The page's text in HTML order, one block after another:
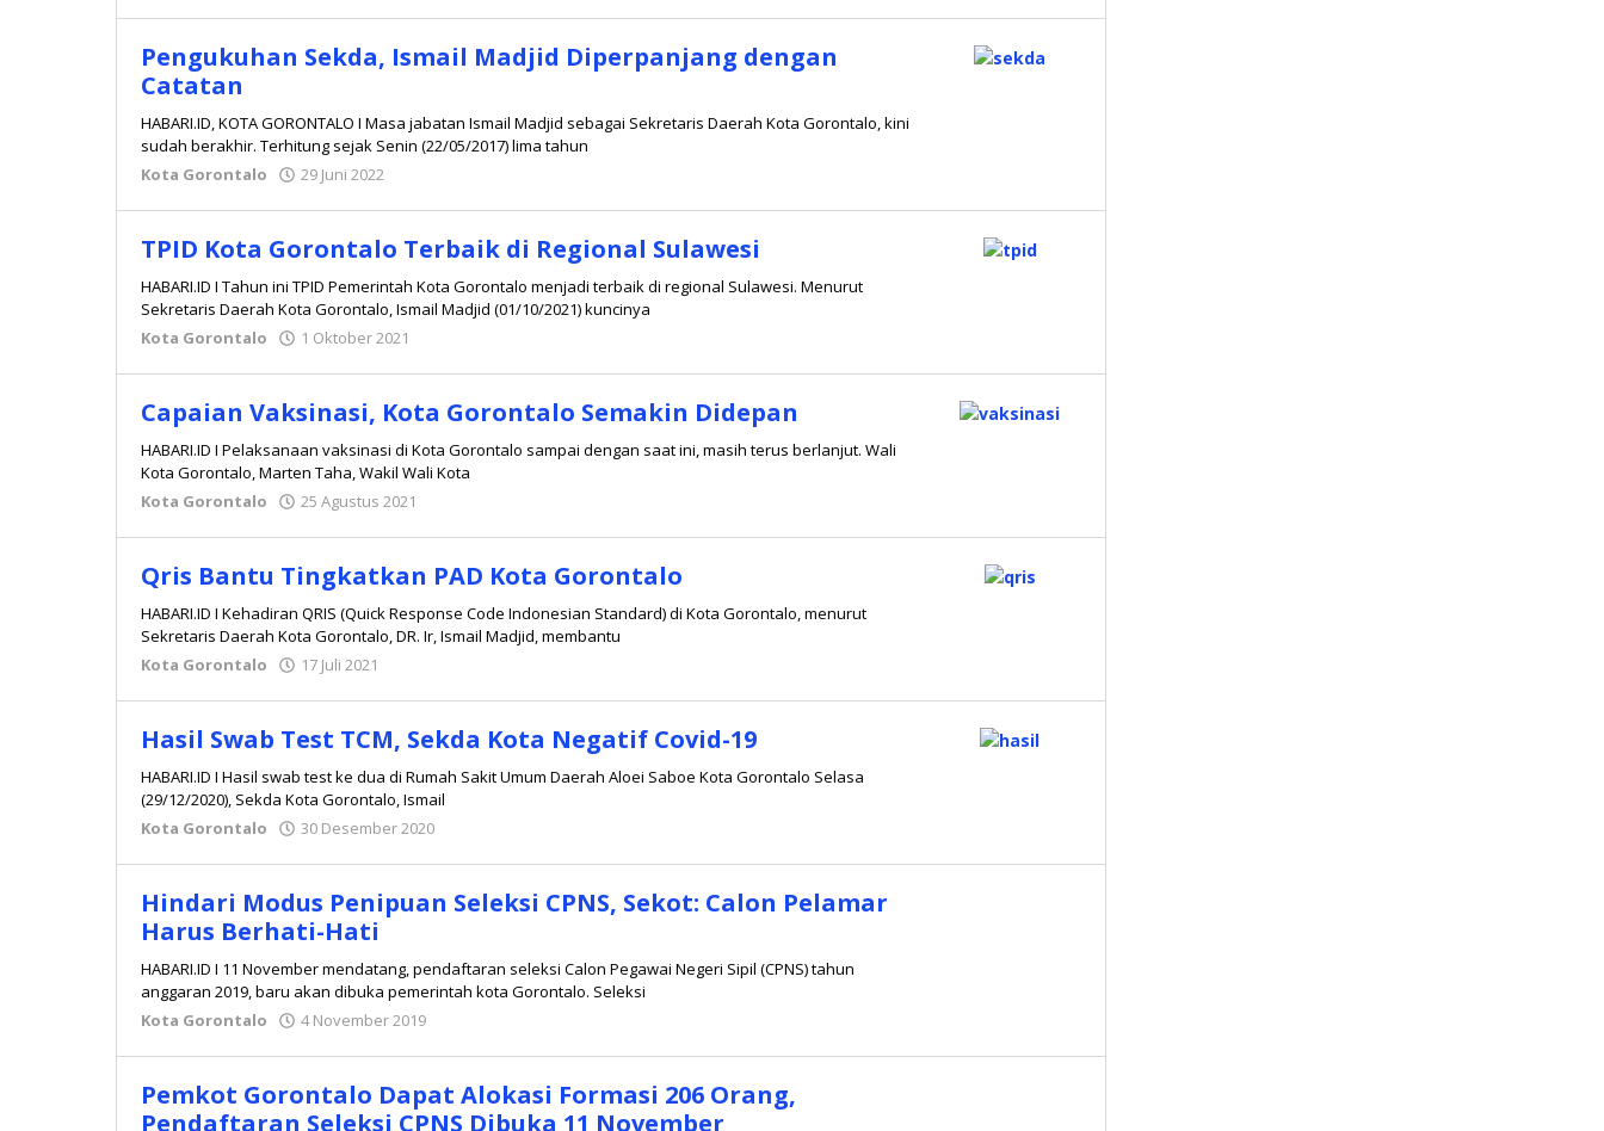
Pengukuhan Sekda, Ismail Madjid Diperpanjang dengan
Catatan
HABARI.ID, KOTA GORONTALO I Masa jabatan Ismail Madjid sebagai Sekretaris Daerah Kota Gorontalo, kini
sudah berakhir. Terhitung sejak Senin (22/05/2017) lima tahun
Kota Gorontalo
29 Juni 2022
TPID Kota Gorontalo Terbaik di Regional Sulawesi
HABARI.ID I Tahun ini TPID Pemerintah Kota Gorontalo menjadi terbaik di regional Sulawesi. Menurut
Sekretaris Daerah Kota Gorontalo, Ismail Madjid (01/10/2021) kuncinya
Kota Gorontalo
1 Oktober 2021
Capaian Vaksinasi, Kota Gorontalo Semakin Didepan
HABARI.ID I Pelaksanaan vaksinasi di Kota Gorontalo sampai dengan saat ini, masih terus berlanjut. Wali
Kota Gorontalo, Marten Taha, Wakil Wali Kota
Kota Gorontalo
25 Agustus 2021
Qris Bantu Tingkatkan PAD Kota Gorontalo
HABARI.ID I Kehadiran QRIS (Quick Response Code Indonesian Standard) di Kota Gorontalo, menurut
Sekretaris Daerah Kota Gorontalo, DR. Ir, Ismail Madjid, membantu
Kota Gorontalo
17 Juli 2021
Hasil Swab Test TCM, Sekda Kota Negatif Covid-19
HABARI.ID I Hasil swab test ke dua di Rumah Sakit Umum Daerah Aloei Saboe Kota Gorontalo Selasa
(29/12/2020), Sekda Kota Gorontalo, Ismail
Kota Gorontalo
30 Desember 2020
Hindari Modus Penipuan Seleksi CPNS, Sekot: Calon Pelamar
Harus Berhati-Hati
HABARI.ID I 11 November mendatang, pendaftaran seleksi Calon Pegawai Negeri Sipil (CPNS) tahun
anggaran 2019, baru akan dibuka pemerintah kota Gorontalo. Seleksi
Kota Gorontalo
4 November 2019
Pemkot Gorontalo Dapat Alokasi Formasi 206 Orang,
Pendaftaran Seleksi CPNS Dibuka 11 November